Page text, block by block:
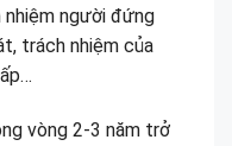
nhiệm người đứng
trách nhiệm của
vòng 2-3 năm trở